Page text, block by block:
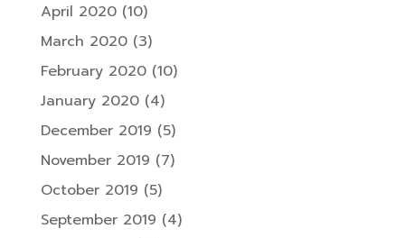
April 2020(10)
March 2020(3)
February 2020(10)
January 2020(4)
December 2019 (5)
November 2019 (7)
October 2019 (5)
September 2019 (4)